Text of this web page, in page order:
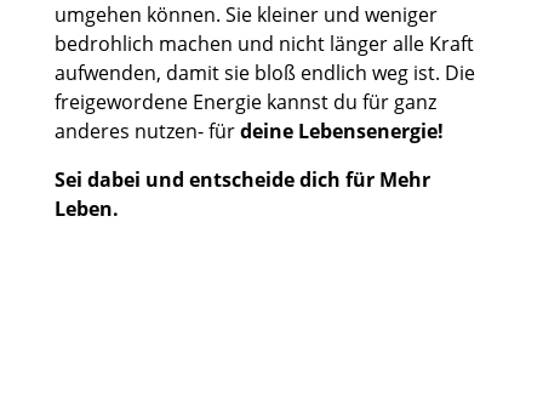
umgehen können. Sie kleiner und weniger
bedrohlich machen und nicht länger alle Kraft
aufwenden, damit sie bloß endlich weg ist. Die
freigewordene Energie kannst du für ganz
anderes nutzen- fürdeine Lebensenergie!
Sei dabei und entscheide dich für Mehr
Leben.